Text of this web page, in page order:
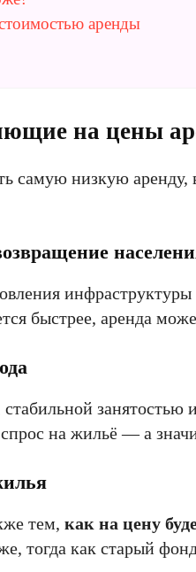
аренды
на цены
самую низкую
быстрее, аренда
на жильё — а
тем, как на цену
тогда как старый